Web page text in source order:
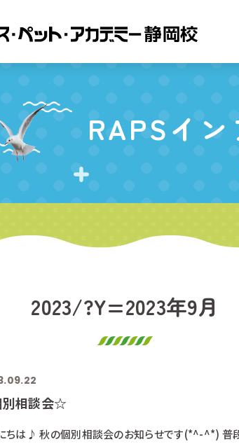
RAPSイ
2023/?Y=2023年9月
相談会☆
ちは♪ 秋の個別相談会のお知らせです(*^-^*) 普